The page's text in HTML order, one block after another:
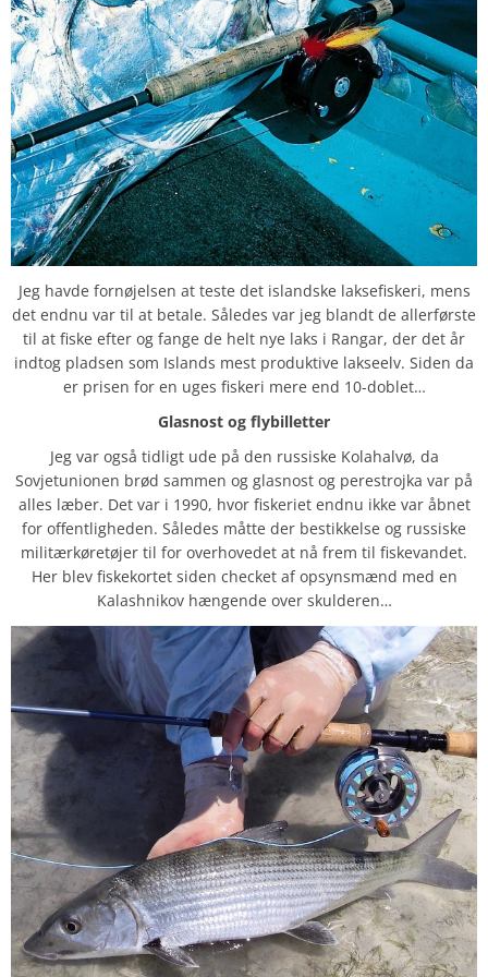
Jeg havde fornøjelsen at teste det islandske laksefiskeri, mens
det endnu var til at betale. Således var jeg blandt de allerførste
til at fiske efter og fange de helt nye laks i Rangar, der det år
indtog pladsen som Islands mest produktive lakseelv. Siden da
er prisen for en uges fiskeri mere end 10-doblet…
Glasnost og flybilletter
Jeg var også tidligt ude på den russiske Kolahalvø, da
Sovjetunionen brød sammen og glasnost og perestrojka var på
alles læber. Det var i 1990, hvor fiskeriet endnu ikke var åbnet
for offentligheden. Således måtte der bestikkelse og russiske
militærkøretøjer til for overhovedet at nå frem til fiskevandet.
Her blev fiskekortet siden checket af opsynsmænd med en
Kalashnikov hængende over skulderen…